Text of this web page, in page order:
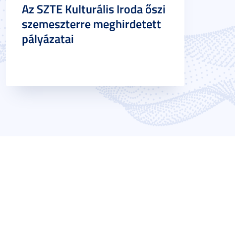
Az SZTE Kulturális Iroda őszi
szemeszterre meghirdetett
pályázatai